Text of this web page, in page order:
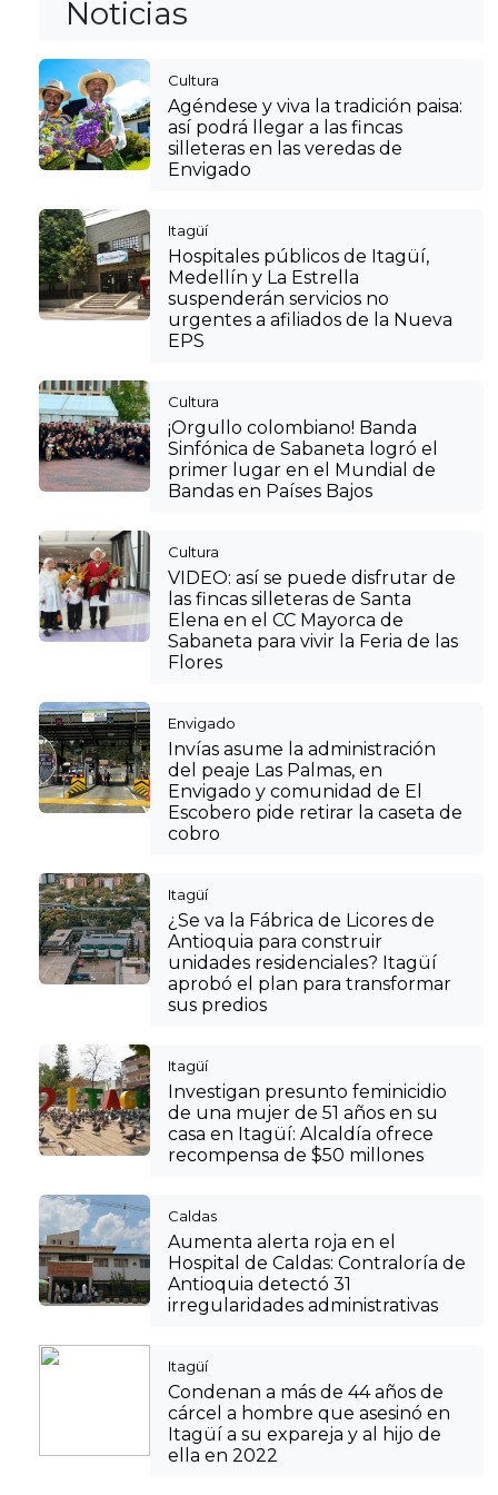
Noticias
Cultura
Agéndese y viva la tradición paisa:
así podrá llegar a las fincas
silleteras en las veredas de
Envigado
Itagüí
Hospitales públicos de Itagüí,
Medellín y La Estrella
suspenderán servicios no
urgentes a afiliados de la Nueva
EPS
Cultura
¡Orgullo colombiano! Banda
Sinfónica de Sabaneta logró el
primer lugar en el Mundial de
Bandas en Países Bajos
Cultura
VIDEO: así se puede disfrutar de
las fincas silleteras de Santa
Elena en el CC Mayorca de
Sabaneta para vivir la Feria de las
Flores
Envigado
Invías asume la administración
del peaje Las Palmas, en
Envigado y comunidad de El
Escobero pide retirar la caseta de
cobro
Itagüí
¿Se va la Fábrica de Licores de
Antioquia para construir
unidades residenciales? Itagüí
aprobó el plan para transformar
sus predios
Itagüí
Investigan presunto feminicidio
de una mujer de 51 años en su
casa en Itagüí: Alcaldía ofrece
recompensa de $50 millones
Caldas
Aumenta alerta roja en el
Hospital de Caldas: Contraloría de
Antioquia detectó 31
irregularidades administrativas
Itagüí
Condenan a más de 44 años de
cárcel a hombre que asesinó en
Itagüí a su expareja y al hijo de
ella en 2022